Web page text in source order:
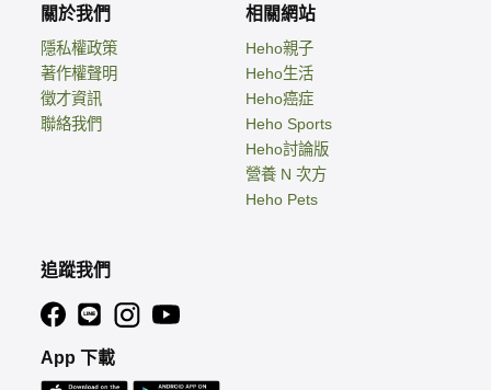
關於我們
隱私權政策
著作權聲明
徵才資訊
聯絡我們
相關網站
Heho親子
Heho生活
Heho癌症
Heho Sports
Heho討論版
營養 N 次方
Heho Pets
追蹤我們
App 下載